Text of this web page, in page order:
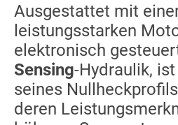
Ausgestattet mit
leistungsstarken
elektronisch
Sensing-Hydraulik,
seines
deren